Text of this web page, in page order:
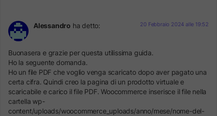
Alessandro ha detto: 20 Febbraio 2024 alle 19:52
Buonasera e grazie per questa utilissima guida.
Ho la seguente domanda.
Ho un file PDF che voglio venga scaricato dopo aver pagato una
certa cifra. Quindi creo la pagina di un prodotto virtuale e
scaricabile e carico il file PDF. Woocommerce inserisce il file nella
cartella wp-
content/uploads/woocommerce_uploads/anno/mese/nome-del-